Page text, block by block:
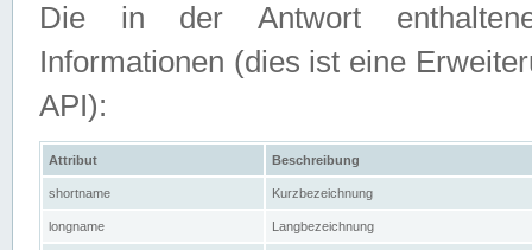
Die in der Antwort
Informationen (dies ist eine
API):
Attribut Beschreibung
shortname Kurzbezeichnung
longname Langbezeichnung